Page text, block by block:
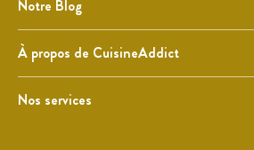
Notre Blog
À propos de CuisineAddict
Nos services